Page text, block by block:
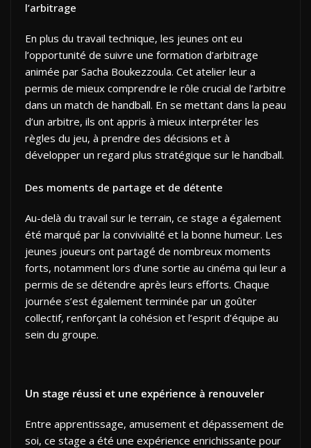
l’arbitrage
En plus du travail technique, les jeunes ont eu
l’opportunité de suivre une formation d’arbitrage
animée par Sacha Boukezzoula. Cet atelier leur a
permis de mieux comprendre le rôle crucial de l’arbitre
dans un match de handball. En se mettant dans la peau
d’un arbitre, ils ont appris à mieux interpréter les
règles du jeu, à prendre des décisions et à
développer un regard plus stratégique sur le handball.
Des moments de partage et de détente
Au-delà du travail sur le terrain, ce stage a également
été marqué par la convivialité et la bonne humeur. Les
jeunes joueurs ont partagé de nombreux moments
forts, notamment lors d’une sortie au cinéma qui leur a
permis de se détendre après leurs efforts. Chaque
journée s’est également terminée par un goûter
collectif, renforçant la cohésion et l’esprit d’équipe au
sein du groupe.
Un stage réussi et une expérience à renouveler
Entre apprentissage, amusement et dépassement de
soi, ce stage a été une expérience enrichissante pour